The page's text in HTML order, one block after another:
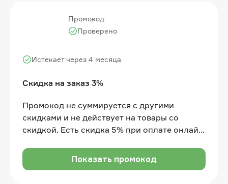
Промокод
Скидка на заказ 3%
Истекает через 4 месяца
Проверено
Промокод не суммируется с другими
скидками и не действует на товары со
скидкой. Есть скидка 5% при оплате онлайн,
Показать промокод